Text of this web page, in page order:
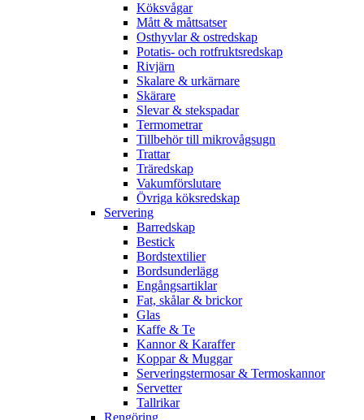
Köksvågar
Mått & måttsatser
Osthyvlar & ostredskap
Potatis- och rotfruktsredskap
Rivjärn
Skalare & urkärnare
Skärare
Slevar & stekspadar
Termometrar
Tillbehör till mikrovågsugn
Trattar
Träredskap
Vakumförslutare
Övriga köksredskap
Servering
Barredskap
Bestick
Bordstextilier
Bordsunderlägg
Engångsartiklar
Fat, skålar & brickor
Glas
Kaffe & Te
Kannor & Karaffer
Koppar & Muggar
Serveringstermosar & Termoskannor
Servetter
Tallrikar
Rengöring